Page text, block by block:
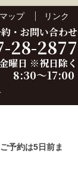
ップ リンク
・お問い合わせ
28-2877
曜日 ※祝日除く
8:30～17:00
予約は5日前ま